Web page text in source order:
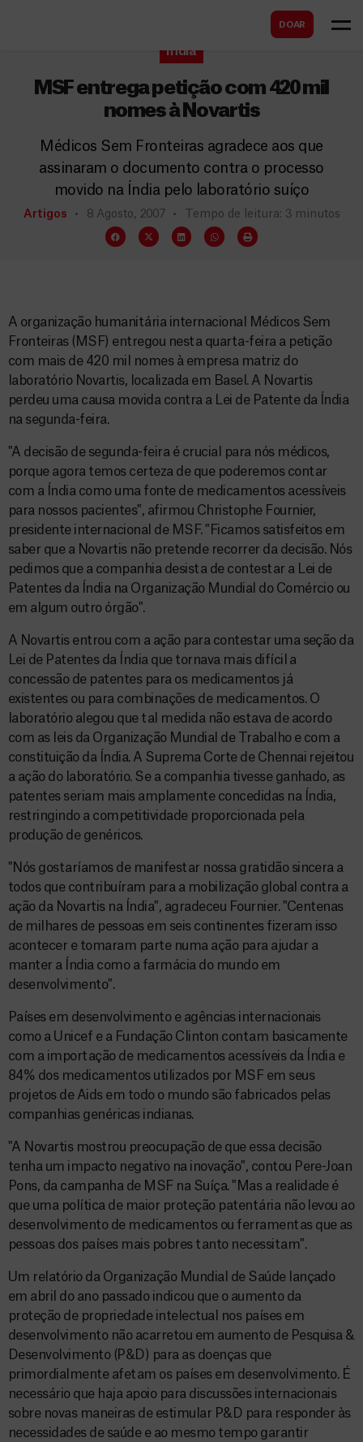
DOAR
r
Índia
MSF entrega petição com 420 mil
nomes à Novartis
Médicos Sem Fronteiras agradece aos que
assinaram o documento contra o processo
movido na Índia pelo laboratório suíço
Artigos 8 Agosto, 2007 Tempo de leitura: 3 minutos
A organização humanitária internacional Médicos Sem
Fronteiras (MSF) entregou nesta quarta-feira a petição
com mais de 420 mil nomes à empresa matriz do
laboratório Novartis, localizada em Basel. A Novartis
perdeu uma causa movida contra a Lei de Patente da Índia
na segunda-feira.
"A decisão de segunda-feira é crucial para nós médicos,
porque agora temos certeza de que poderemos contar
com a Índia como uma fonte de medicamentos acessíveis
para nossos pacientes", afirmou Christophe Fournier,
presidente internacional de MSF. "Ficamos satisfeitos em
saber que a Novartis não pretende recorrer da decisão. Nós
pedimos que a companhia desista de contestar a Lei de
Patentes da Índia na Organização Mundial do Comércio ou
em algum outro órgão".
A Novartis entrou com a ação para contestar uma seção da
Lei de Patentes da Índia que tornava mais difícil a
concessão de patentes para os medicamentos já
existentes ou para combinações de medicamentos. O
laboratório alegou que tal medida não estava de acordo
com as leis da Organização Mundial de Trabalho e com a
constituição da Índia. A Suprema Corte de Chennai rejeitou
a ação do laboratório. Se a companhia tivesse ganhado, as
patentes seriam mais amplamente concedidas na Índia,
restringindo a competitividade proporcionada pela
produção de genéricos.
"Nós gostaríamos de manifestar nossa gratidão sincera a
todos que contribuíram para a mobilização global contra a
ação da Novartis na Índia", agradeceu Fournier. "Centenas
de milhares de pessoas em seis continentes fizeram isso
acontecer e tomaram parte numa ação para ajudar a
manter a Índia como a farmácia do mundo em
desenvolvimento".
Países em desenvolvimento e agências internacionais
como a Unicef e a Fundação Clinton contam basicamente
com a importação de medicamentos acessíveis da Índia e
84% dos medicamentos utilizados por MSF em seus
projetos de Aids em todo o mundo são fabricados pelas
companhias genéricas indianas.
"A Novartis mostrou preocupação de que essa decisão
tenha um impacto negativo na inovação", contou Pere-Joan
Pons, da campanha de MSF na Suíça. "Mas a realidade é
que uma política de maior proteção patentária não levou ao
desenvolvimento de medicamentos ou ferramentas que as
pessoas dos países mais pobres tanto necessitam".
Um relatório da Organização Mundial de Saúde lançado
em abril do ano passado indicou que o aumento da
proteção de propriedade intelectual nos países em
desenvolvimento não acarretou em aumento de Pesquisa &
Desenvolvimento (P&D) para as doenças que
primordialmente afetam os países em desenvolvimento. É
necessário que haja apoio para discussões internacionais
sobre novas maneiras de estimular P&D para responder às
necessidades de saúde e ao mesmo tempo garantir
s
c
a